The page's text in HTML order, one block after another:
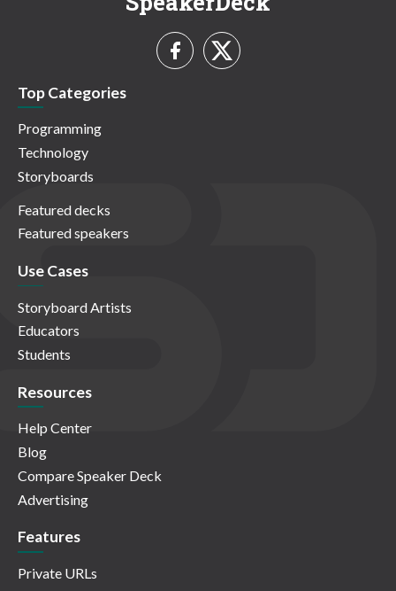
Top Categories
Programming
Technology
Storyboards
Featured decks
Featured speakers
Use Cases
Storyboard Artists
Educators
Students
Resources
Help Center
Blog
Compare Speaker Deck
Advertising
Features
Private URLs